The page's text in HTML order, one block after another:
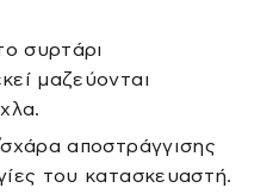
συρτάρι
μαζεύονται
αποστράγγισης
του κατασκευαστή.